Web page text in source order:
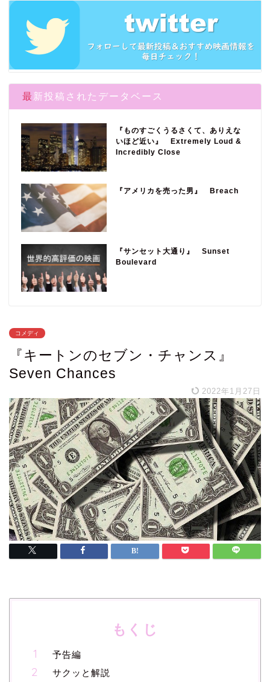
最新投稿されたデータベース
『ものすごくうるさくて、ありえな
いほど近い』 Extremely Loud &
Incredibly Close
『アメリカを売った男』 Breach
『サンセット大通り』 Sunset
Boulevard
コメディ
『キートンのセブン・チャンス』
Seven Chances
2022年1月27日
もくじ
予告編
サクッと解説